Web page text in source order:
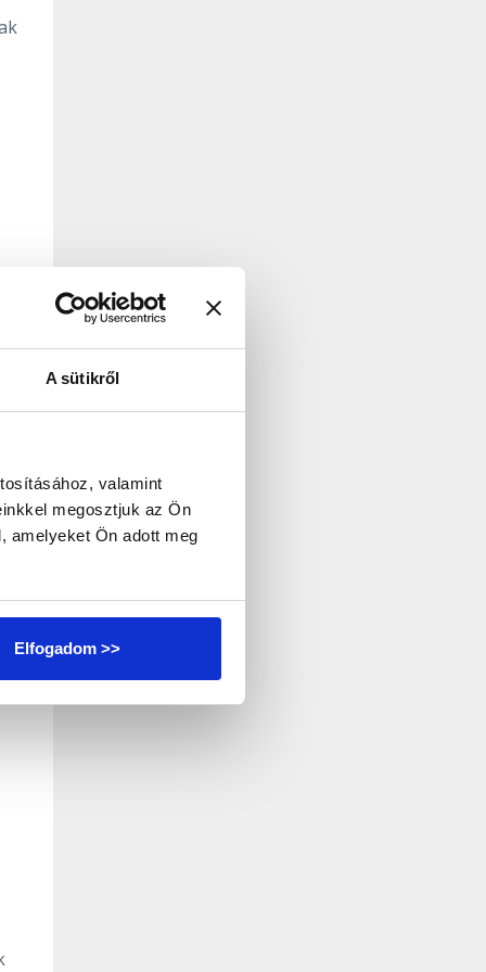
A sütikről
valamint
megosztjuk az Ön
amelyeket Ön adott meg
Elfogadom >>